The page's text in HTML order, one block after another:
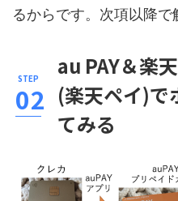
るからです。次項以降で
au PAY＆楽
(楽天ペイ)で
てみる